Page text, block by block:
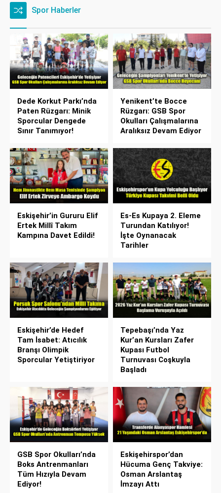
Spor Haberler
Dede Korkut Parkı’nda
Paten Rüzgarı: Minik
Sporcular Dengede
Sınır Tanımıyor!
Yenikent’te Bocce
Rüzgarı: GSB Spor
Okulları Çalışmalarına
Aralıksız Devam Ediyor
Eskişehir’in Gururu Elif
Ertek Millî Takım
Kampına Davet Edildi!
Es-Es Kupaya 2. Eleme
Turundan Katılıyor!
İşte Oynanacak
Tarihler
Eskişehir’de Hedef
Tam İsabet: Atıcılık
Branşı Olimpik
Sporcular Yetiştiriyor
Tepebaşı’nda Yaz
Kur’an Kursları Zafer
Kupası Futbol
Turnuvası Coşkuyla
Başladı
GSB Spor Okulları’nda
Boks Antrenmanları
Tüm Hızıyla Devam
Ediyor!
Eskişehirspor’dan
Hücuma Genç Takviye:
Osman Arslantaş
İmzayı Attı